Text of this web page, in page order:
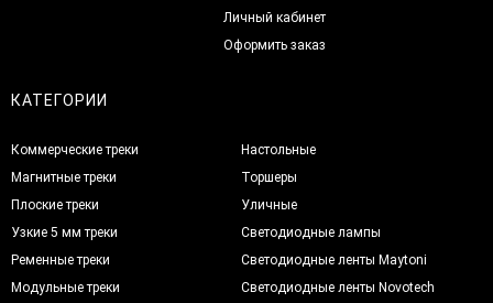
Личный кабинет
Оформить заказ
КАТЕГОРИИ
Коммерческие треки
Магнитные треки
Плоские треки
Узкие 5 мм треки
Ременные треки
Модульные треки
Настольные
Торшеры
Уличные
Светодиодные лампы
Светодиодные ленты Maytoni
Светодиодные ленты Novotech